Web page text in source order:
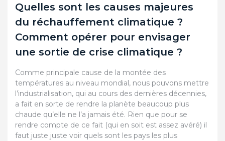
Quelles sont les causes majeures
du réchauffement climatique ?
Comment opérer pour envisager
une sortie de crise climatique ?
Comme principale cause de la montée des
températures au niveau mondial, nous pouvons mettre
l’industrialisation, qui au cours des dernières décennies,
a fait en sorte de rendre la planète beaucoup plus
chaude qu’elle ne l’a jamais été. Rien que pour se
rendre compte de ce fait (qui en soit est assez avéré) il
faut juste juste voir quels sont les pays les plus